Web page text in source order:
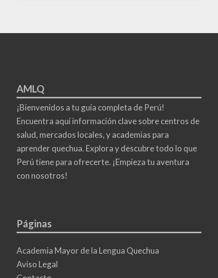
AMLQ
¡Bienvenidos a tu guía completa de Perú!
Encuentra aquí información clave sobre centros de
salud, mercados locales, y academias para
aprender quechua. Explora y descubre todo lo que
Perú tiene para ofrecerte. ¡Empieza tu aventura
con nosotros!
Páginas
Academia Mayor de la Lengua Quechua
Aviso Legal